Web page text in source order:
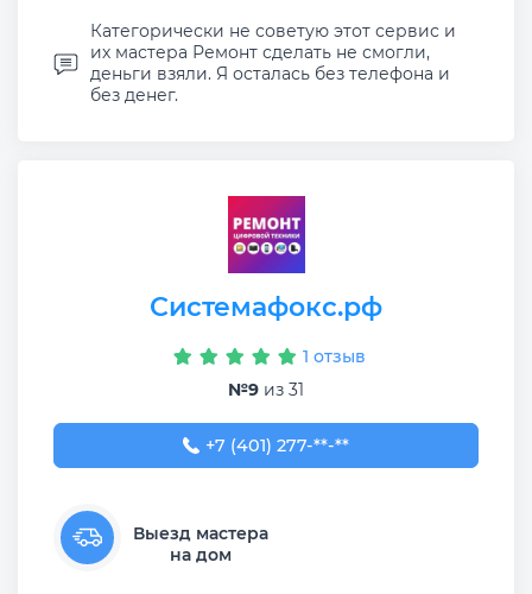
Категорически не советую этот сервис и
их мастера Ремонт сделать не смогли,
деньги взяли. Я осталась без телефона и
без денег.
Системафокс.рф
1 отзыв
№9 из 31
+7 (401) 277-97-22
+7 (401) 277-**-**
Выезд мастера
на дом